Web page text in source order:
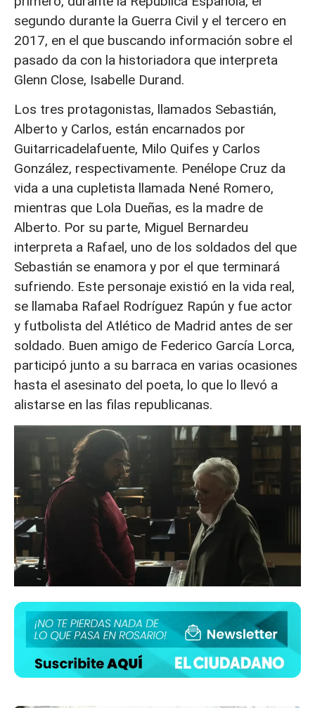
segundo durante la Guerra Civil y el tercero en
2017, en el que buscando información sobre el
pasado da con la historiadora que interpreta
Glenn Close, Isabelle Durand.
Los tres protagonistas, llamados Sebastián,
Alberto y Carlos, están encarnados por
Guitarricadelafuente, Milo Quifes y Carlos
González, respectivamente. Penélope Cruz da
vida a una cupletista llamada Nené Romero,
mientras que Lola Dueñas, es la madre de
Alberto. Por su parte, Miguel Bernardeu
interpreta a Rafael, uno de los soldados del que
Sebastián se enamora y por el que terminará
sufriendo. Este personaje existió en la vida real,
se llamaba Rafael Rodríguez Rapún y fue actor
y futbolista del Atlético de Madrid antes de ser
soldado. Buen amigo de Federico García Lorca,
participó junto a su barraca en varias ocasiones
hasta el asesinato del poeta, lo que lo llevó a
alistarse en las filas republicanas.